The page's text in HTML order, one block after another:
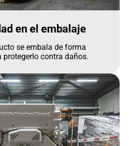
en el embalaje
se embala de forma
protegerlo contra daños.